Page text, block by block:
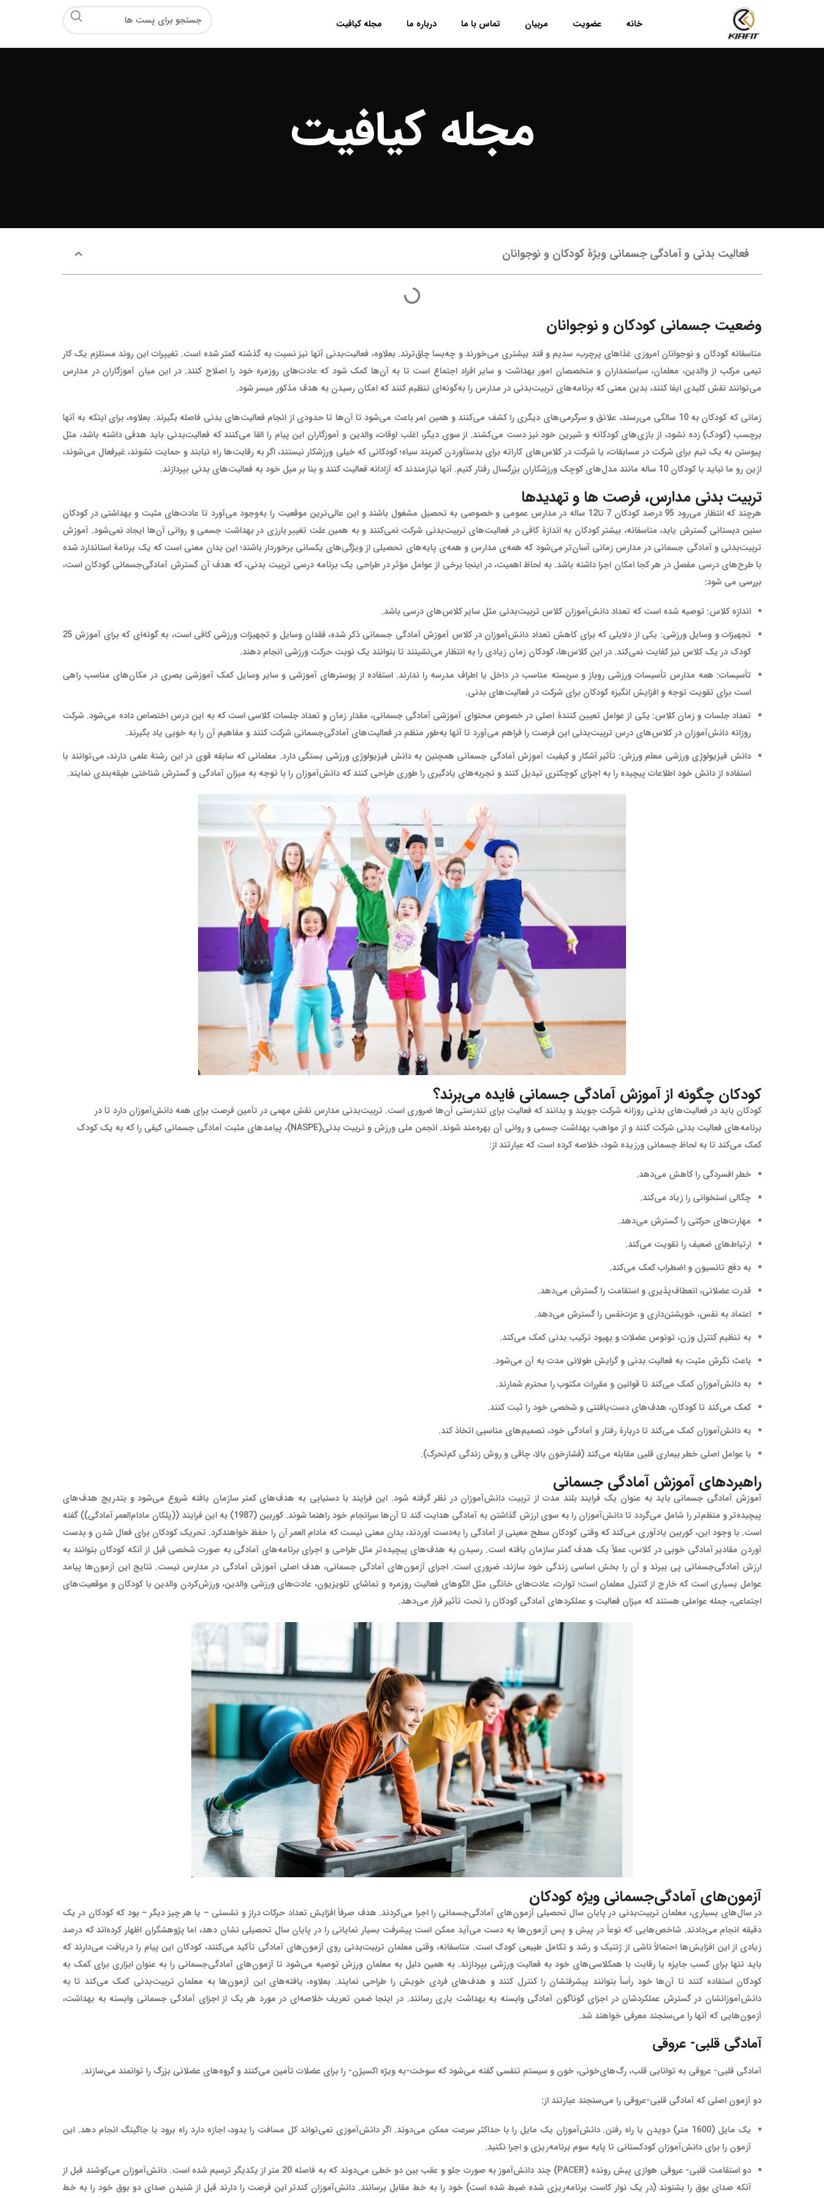
خانه عضویت مربیان تماس با ما درباره ما مجله کیافیت
مجله کیافیت
فعالیت بدنی و آمادگی جسمانی ویژۀ کودکان و نوجوانان
وضعیت جسمانی کودکان و نوجوانان
متاسفانه کودکان و نوجوانان امروزی غذاهای پرچرب، سدیم و قند بیشتری می‌خورند و چه‌بسا چاق‌ترند. بعلاوه، فعالیت‌بدنی آنها نیز نسبت به گذشته کمتر شده ‌است. تغییرات این روند مستلزم یک کار
تیمی مرکب از والدین، معلمان، سیاستمداران و متخصصان امور بهداشت و سایر افراد اجتماع است تا به آن‌ها کمک شود که عادت‌های روزمره خود را اصلاح کنند. در این میان آموزگاران در مدارس
می‌توانند نقش کلیدی ایفا کنند، بدین معنی که برنامه‌های تربیت‌بدنی در مدارس را به‌گونه‌ای تنظیم کنند که امکان رسیدن به هدف مذکور میسر شود.
زمانی که کودکان به 10 سالگی می‌رسند، علائق و سرگرمی‌های دیگری را کشف می‌کنند و همین امر باعث می‌شود تا آن‌ها تا حدودی از انجام فعالیت‌های بدنی فاصله بگیرند. بعلاوه، برای اینکه به آنها
برچسب (کودک) زده نشود، از بازی‌های کودکانه و شیرین خود نیز دست می‌کشند. از سوی دیگر، اغلب اوقات، والدین و آموزگاران این پیام را القا می‌کنند که فعالیت‌بدنی باید هدفی داشته‎ باشد، مثل
پیوستن به یک تیم برای شرکت در مسابقات، یا شرکت در کلاس‌های کاراته برای بدست‎آوردن کمربند سیاه؛ کودکانی که خیلی ورزشکار نیستند، اگر به رقابت‌ها راه نیابند و حمایت نشوند، غیرفعال می‌شوند،
ازین رو ما نباید با کودکان 10 ساله مانند مدل‌های کوچک ورزشکاران بزرگسال رفتار کنیم. آنها نیازمندند که آزادانه فعالیت کنند و بنا بر میل خود به فعالیت‌های بدنی بپردازند.
تربیت بدنی مدارس، فرصت ها و تهدیدها
هرچند که انتظار می‌رود 95 درصد کودکان 7 تا12 ساله در مدارس عمومی و خصوصی به تحصیل مشغول باشند و این عالی‌ترین موقعیت را به‌وجود می‌آورد تا عادت‌های مثبت و بهداشتی در کودکان
سنین دبستانی گسترش یابد، متاسفانه، بیشتر کودکان به اندازۀ کافی در فعالیت‌های تربیت‌بدنی شرکت نمی‌کنند و به همین علت تغییر بارزی در بهداشت جسمی و روانی آن‌ها ایجاد نمی‌شود. آموزش
تربیت‌بدنی و آمادگی ‌جسمانی در مدارس زمانی آسان‌تر می‌شود که همه‌ی مدارس و همه‌ی پایه‌های تحصیلی از ویژگی‌های یکسانی برخوردار باشند؛ این بدان معنی است که یک برنامۀ استاندارد شده
با طرح‌های درسی مفصل در هر کجا امکان اجرا داشته باشد. به لحاظ اهمیت، در اینجا برخی از عوامل مؤثر در طراحی یک برنامه درسی تربیت بدنی، که هدف آن گسترش آمادگی‌جسمانی کودکان است،
بررسی می شود:
اندازه کلاس: توصیه شده است که تعداد دانش‌آموزان کلاس تربیت‌بدنی مثل سایر کلاس‌های درسی باشد.
تجهیزات و وسایل ورزشی:
یکی از دلایلی که برای کاهش تعداد دانش‌آموزان در کلاس آموزش‌ آمادگی جسمانی ذکر شده، فقدان وسایل و تجهیزات ورزشی کافی است، به گونه‌ای که برای آموزش 25
کودک در یک کلاس نیز کفایت نمی‌کند. در این کلاس‌ها، کودکان زمان زیادی را به انتظار می‌نشینند تا بتوانند یک نوبت حرکت ورزشی انجام دهند.
تأسیسات: همه مدارس تأسیسات ورزشی روباز و سربسته مناسب در داخل یا اطراف مدرسه را ندارند. استفاده از پوسترهای آموزشی و سایر وسایل کمک آموزشی بصری در مکان‌های مناسب راهی
است برای تقویت توجه و افزایش انگیزه کودکان برای شرکت در فعالیت‌های بدنی.
تعداد جلسات و زمان کلاس: یکی از عوامل تعیین کنندۀ اصلی در خصوص محتوای آموزشی آمادگی‌ جسمانی، مقدار زمان و تعداد جلسات کلاسی است که به این درس اختصاص داده می‌شود. شرکت
روزانه دانش‌آموزان در کلاس‌های درس تربیت‌بدنی این فرصت را فراهم می‌آورد تا آنها به‌طور منظم در فعالیت‌های آمادگی‌جسمانی شرکت کنند و مفاهیم آن را به خوبی یاد بگیرند.
دانش فیزیولوژی ورزشی معلم ورزش: تأثیر آشکار و کیفیت آموزش آمادگی‌ جسمانی همچنین به دانش فیزیولوژی ورزشی بستگی دارد. معلمانی که سابقه قوی در این رشتۀ علمی دارند، می‌توانند با
استفاده از دانش خود اطلاعات پیچیده را به اجزای کوچکتری تبدیل کنند و تجربه‌های یادگیری را طوری طراحی کنند که دانش‌آموزان را با توجه به میزان آمادگی و گسترش شناختی طبقه‌بندی نمایند.
کودکان چگونه از آموزش آمادگی جسمانی فایده می‌برند؟
کودکان باید در فعالیت‌های بدنی روزانه شرکت جویند و بدانند که فعالیت برای تندرستی آن‌ها ضروری است. تربیت‌بدنی مدارس نقش مهمی در تأمین فرصت برای همه دانش‌آموزان دارد تا در
برنامه‌های فعالیت بدنی شرکت کنند و از مواهب بهداشت جسمی و روانی آن بهره‌مند شوند. انجمن ملی ورزش و تربیت بدنی(NASPE)، پیامد‌های مثبت آمادگی ‌جسمانی کیفی را که به یک کودک
کمک می‌کند تا به لحاظ جسمانی ورزیده شود، خلاصه کرده‌ است که عبارتند از:
خطر افسردگی را کاهش می‌دهد.
چگالی استخوانی را زیاد می‌کند.
مهارت‌های حرکتی را گسترش می‌دهد.
ارتباط‌های ضعیف را تقویت می‌کند.
به دفع تانسیون و اضطراب کمک می‌کند.
قدرت عضلانی، انعطاف‌پذیری و استقامت را گسترش می‌دهد.
اعتماد به نفس، خویشتن‌داری و عزت‌نفس را گسترش می‌دهد.
به تنظیم کنترل وزن، تونوس عضلات و بهبود ترکیب بدنی کمک می‌کند.
باعث نگرش مثبت به فعالیت‌ بدنی و گرایش طولانی مدت به آن می‌شود.
به دانش‌آموزان کمک می‌کند تا قوانین و مقررات مکتوب را محترم شمارند.
کمک می‌کند تا کودکان، هدف‌های دست‌یافتنی و شخصی خود را ثبت کنند.
به دانش‌آموزان کمک می‌کند تا دربارۀ رفتار و آمادگی خود، تصمیم‌های مناسبی اتخاذ کند.
با عوامل اصلی خطر بیماری قلبی مقابله می‌کند (فشارخون بالا، چاقی و روش زندگی کم‌تحرک).
راهبردهای آموزش آمادگی جسمانی
آموزش آمادگی جسمانی باید به عنوان یک فرایند بلند مدت از تربیت دانش‌آموزان در نظر گرفته شود. این فرایند با دستیابی به هدف‌های کمتر سازمان یافته شروع می‌شود و بتدریج هدف‌های
پیچیده‌تر و منظم‌تر را شامل می‌گردد تا دانش‌آموزان را به سوی ارزش گذاشتن به آمادگی هدایت کند تا آن‌ها سرانجام خود راهنما شوند. کوربین (1987) به این فرایند ((پلکان مادام‌العمر آمادگی)) گفته
است. با وجود این، کوربین یادآوری می‌کند که وقتی کودکان سطح معینی از آمادگی را به‌دست آوردند، بدان معنی نیست که مادام العمر آن را حفظ خواهند‌کرد. تحریک کودکان برای فعال شدن و بدست
آوردن مقادیر آمادگی خوبی در کلاس، عملاّ یک هدف کمتر سازمان یافته است. رسیدن به هدف‌های پیچیده‌تر مثل طراحی و اجرای برنامه‌های آمادگی به صورت شخصی قبل از آنکه کودکان بتوانند به
ارزش آمادگی‌جسمانی پی ‌ببرند و آن را بخش اساسی زندگی خود سازند، ضروری است. اجرای آزمون‌های آمادگی‌ جسمانی، هدف اصلی آموزش آمادگی در مدارس نیست. نتایج این آزمون‌ها پیامد
عوامل بسیاری است که خارج از کنترل معلمان است؛ توارث، عادت‌های خانگی مثل الگوهای فعالیت روزمره و تماشای تلویزیون، عادت‌های ورزشی والدین، ورزش‌کردن والدین با کودکان و موقعیت‌های
اجتماعی، جمله عواملی هستند که میزان فعالیت و عملکردهای آمادگی کودکان را تحت تأثیر قرار می‌دهد.
آزمون‌های آمادگی‌‌جسمانی ویژه کودکان
در سال‌های بسیاری، معلمان تربیت‌بدنی در پایان سال تحصیلی آزمون‌های آمادگی‌جسمانی را اجرا می‌کردند. هدف صرفأ افزایش تعداد حرکات دراز و نشستی – یا هر چیز دیگر – بود که کودکان در یک
دقیقه انجام می‌دادند. شاخص‌هایی که نوعأ در پیش و پس آزمون‌ها به دست می‌آید ممکن است پیشرفت بسیار نمایانی را در پایان سال تحصیلی نشان دهد، اما پژوهشگران اظهار کرده‌اند که درصد
زیادی از این افزایش‌ها احتمالاً ناشی از ژنتیک و رشد و تکامل طبیعی کودک است. متاسفانه، وقتی معلمان تربیت‌بدنی روی آزمون‌های آمادگی تأکید می‌کنند، کودکان این پیام را دریافت می‌دارند که
باید تنها برای کسب جایزه یا رقابت با همکلاسی‌های خود به فعالیت ورزشی بپردازند. به همین دلیل به معلمان ورزش توصیه می‌شود تا آزمون‌های آمادگی‌جسمانی را به عنوان ابزاری برای کمک به
کودکان استفاده ‌کنند تا آن‌ها خود رأساً بتوانند پیشرفتشان را کنترل کنند و هدف‌های فردی خویش را طراحی نمایند. بعلاوه، یافته‌های این آزمون‌ها به معلمان تربیت‌بدنی کمک می‌کند تا به
دانش‌آموزانشان در گسترش عملکردشان در اجزای گوناگون آمادگی وابسته به بهداشت یاری رسانند. در اینجا ضمن تعریف خلاصه‌ای در مورد هر یک از اجزای آمادگی ‌جسمانی وابسته به بهداشت،
آزمون‌هایی که آنها را می‌سنجند معرفی خواهند ‌شد.
آمادگی قلبی- عروقی
آمادگی قلبی- عروقی به توانایی قلب، رگ‌های‌خونی، خون و سیستم تنفسی گفته می‌شود که سوخت-به ویژه اکسیژن- را برای عضلات تأمین می‌کنند و گروه‌های عضلانی بزرگ را توانمند می‌سازند.
دو آزمون اصلی که آمادگی قلبی-عروقی را می‌سنجند عبارتند از:
یک مایل (1600 متر) دویدن یا راه رفتن. دانش‌آموزان یک مایل را با حداکثر سرعت ممکن می‌دوند. اگر دانش‌آموزی نمی‌تواند کل مسافت را بدود، اجازه دارد راه برود یا جاگینگ انجام دهد. این
آزمون را برای دانش‌آموزان کودکستانی تا پایه سوم برنامه‌ریزی و اجرا نکنید.
دو استقامت قلبی- عروقی هوازی پیش رونده (PACER) چند دانش‌آموز به صورت جلو و عقب بین دو خطی می‌دوند که به فاصله 20 متر از یکدیگر ترسیم شده است. دانش‌آموزان می‌کوشند قبل از
آنکه صدای بوق را بشنوند (در یک نوار کاست برنامه‌ریزی شده ضبط شده است) خود را به خط مقابل برسانند. دانش‌آموزان کندتر این فرصت را دارند قبل از شنیدن صدای دو بوق خود را به خط